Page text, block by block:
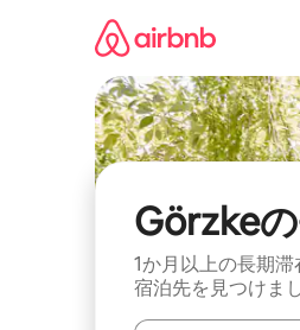
Görzke
1か月以上の長期
宿泊先を見つけま